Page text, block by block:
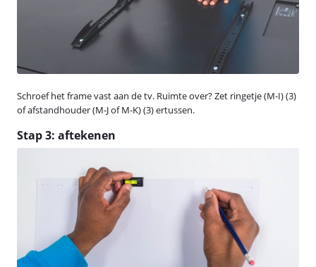
Schroef het frame vast aan de tv. Ruimte over? Zet ringetje (M-I) (3)
of afstandhouder (M-J of M-K) (3) ertussen.
Stap 3: aftekenen